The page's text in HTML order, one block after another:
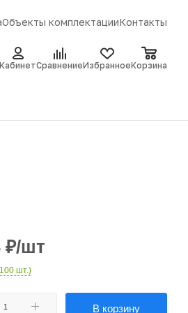
Объекты комплектацииКонтакты
КабинетСравнениеИзбранноеКорзина
₽/шт
шт.)
В корзину